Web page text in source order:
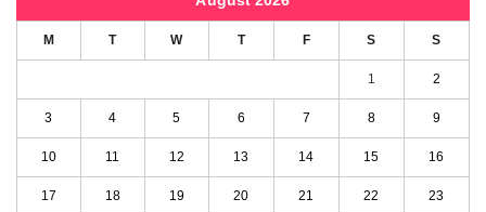
M T W T F S S
1 2
3 4 5 6 7 8 9
10 11 12 13 14 15 16
17 18 19 20 21 22 23